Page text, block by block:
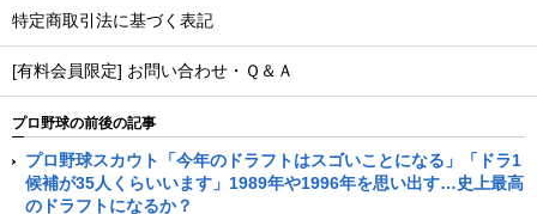
特定商取引法に基づく表記
[有料会員限定] お問い合わせ・Ｑ＆Ａ
プロ野球の前後の記事
プロ野球スカウト「今年のドラフトはスゴいことになる」「ドラ1
候補が35人くらいいます」1989年や1996年を思い出す…史上最高
のドラフトになるか？